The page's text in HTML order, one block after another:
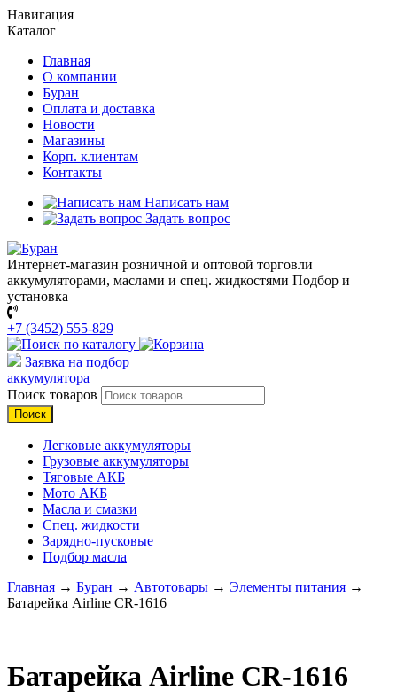
Навигация
Каталог
Главная
О компании
Буран
Оплата и доставка
Новости
Магазины
Корп. клиентам
Контакты
Написать нам
Задать вопрос
Интернет-магазин розничной и оптовой торговли
аккумуляторами, маслами и спец. жидкостями Подбор и
установка
+7 (3452) 555-829
Заявка на подбор
аккумулятора
Поиск товаров
Поиск
Легковые аккумуляторы
Грузовые аккумуляторы
Тяговые АКБ
Мото АКБ
Масла и смазки
Спец. жидкости
Зарядно-пусковые
Подбор масла
Главная → Буран → Автотовары → Элементы питания →
Батарейка Airline CR-1616
Батарейка Airline CR-1616